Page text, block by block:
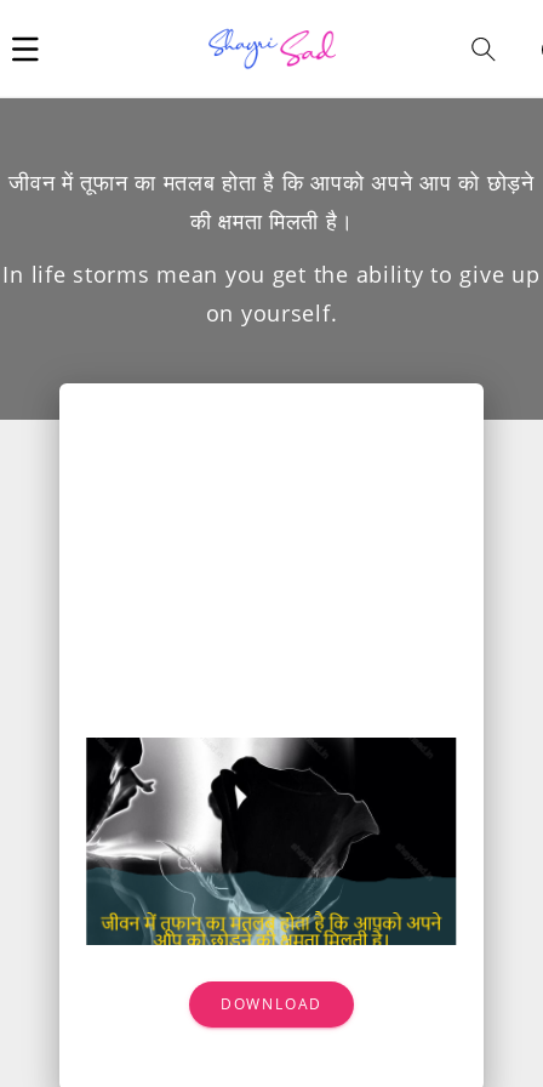
जीवन में तूफान का मतलब होता है कि आपको अपने आप को छोड़ने
की क्षमता मिलती है।
In life storms mean you get the ability to give up
on yourself.
DOWNLOAD